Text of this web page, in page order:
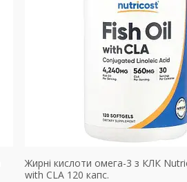
Жирні кислоти омега-3 з КЛК
with CLA 120 капс.